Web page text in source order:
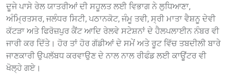
ਦੂਜੇ ਪਾਸੇ ਰੇਲ ਯਾਤਰੀਆਂ ਦੀ ਸਹੂਲਤ ਲਈ ਵਿਭਾਗ ਨੇ ਲੁਧਿਆਣਾ,
ਅੰਮ੍ਰਿਤਸਰ, ਜਲੰਧਰ ਸਿਟੀ, ਪਠਾਨਕੋਟ, ਜੰਮੂ ਤਵੀ, ਸ੍ਰੀ ਮਾਤਾ ਵੈਸ਼ਨੂ ਦੇਵੀ
ਕੱਟੜਾ ਅਤੇ ਫਿਰੋਜ਼ਪੁਰ ਕੈਂਟ ਆਦਿ ਰੇਲਵੇ ਸਟੇਸ਼ਨਾਂ ਦੇ ਹੈਲਪਲਾਈਨ ਨੰਬਰ ਵੀ
ਜਾਰੀ ਕਰ ਦਿੱਤੇ। ਹੋਰ ਤਾਂ ਹੋਰ ਗੱਡੀਆਂ ਦੇ ਸਮੇਂ ਅਤੇ ਰੂਟ ਵਿੱਚ ਤਬਦੀਲੀ ਬਾਰੇ
ਜਾਣਕਾਰੀ ਉਪਲੱਬਧ ਕਰਵਾਉਣ ਦੇ ਨਾਲ ਨਾਲ ਰੀਫੰਡ ਲਈ ਕਾਊਂਟਰ ਵੀ
ਖੋਲ੍ਹੇ ਗਏ।